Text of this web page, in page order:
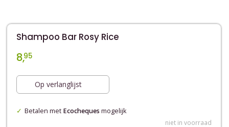
Shampoo Bar Rosy Rice
8,95
Op verlanglijst
Betalen met Ecocheques mogelijk
niet in voorraad